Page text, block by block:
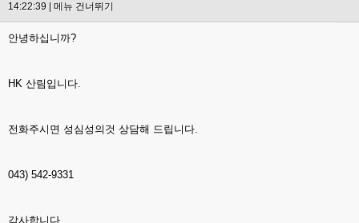
14:22:39 | 메뉴 건너뛰기
안녕하십니까?
HK 산림입니다.
전화주시면 성심성의것 상담해 드립니다.
043) 542-9331
감사합니다.